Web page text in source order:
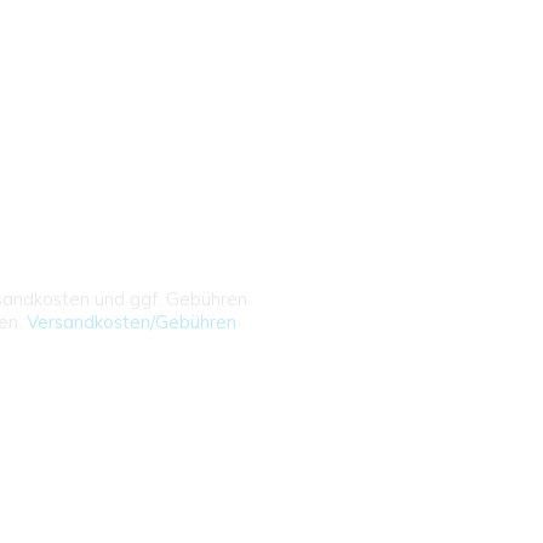
Versandkosten/Gebühren